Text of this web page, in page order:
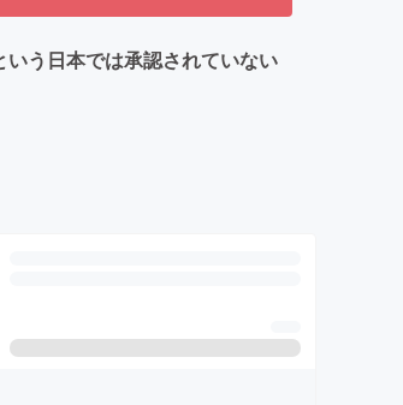
う日本では承認されていない